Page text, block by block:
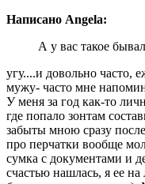
Написано Angela:
А у вас такое
угу....и довольно часто,
мужу- часто мне
У меня за год как-то
где попало зонтам
забыты мною сразу
про перчатки вообще
сумка с документами и
счастью нашлась, я ее